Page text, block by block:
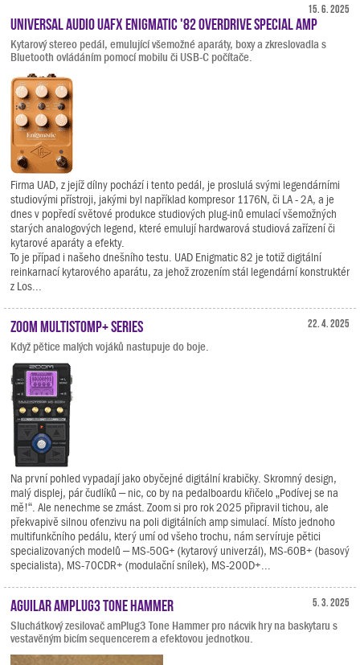
15. 6. 2025
Universal Audio UAFX Enigmatic '82 Overdrive Special Amp
Kytarový stereo pedál, emulující všemožné aparáty, boxy a zkreslovadla s
Bluetooth ovládáním pomocí mobilu či USB-C počítače.
Firma UAD, z jejíž dílny pochází i tento pedál, je proslulá svými legendárními
studiovými přístroji, jakými byl například kompresor 1176N, či LA - 2A, a je
dnes v popředí světové produkce studiových plug-inů emulací všemožných
starých analogových legend, které emulují hardwarová studiová zařízení či
kytarové aparáty a efekty.
To je případ i našeho dnešního testu. UAD Enigmatic 82 je totiž digitální
reinkarnací kytarového aparátu, za jehož zrozením stál legendární konstruktér
z Los...
22. 4. 2025
Zoom MultiStomp+ Series
Když pětice malých vojáků nastupuje do boje.
Na první pohled vypadají jako obyčejné digitální krabičky. Skromný design,
malý displej, pár čudlíků – nic, co by na pedalboardu křičelo „Podívej se na
mě!“. Ale nenechme se zmást. Zoom si pro rok 2025 připravil tichou, ale
překvapivě silnou ofenzivu na poli digitálních amp simulací. Místo jednoho
multifunkčního pedálu, který umí od všeho trochu, nám servíruje pětici
specializovaných modelů – MS-50G+ (kytarový univerzál), MS-60B+ (basový
specialista), MS-70CDR+ (modulační snílek), MS-200D+...
5. 3. 2025
Aguilar amPlug3 Tone Hammer
Sluchátkový zesilovač amPlug3 Tone Hammer pro nácvik hry na baskytaru s
vestavěným bicím sequencerem a efektovou jednotkou.